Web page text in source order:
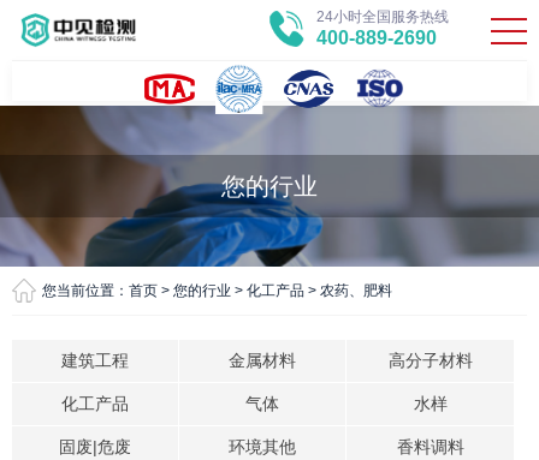
24小时全国服务热线
400-889-2690
您的行业
您当前位置： 首页 > 您的行业 > 化工产品 > 农药、肥料
建筑工程 金属材料 高分子材料
化工产品 气体 水样
固废|危废 环境其他 香料调料